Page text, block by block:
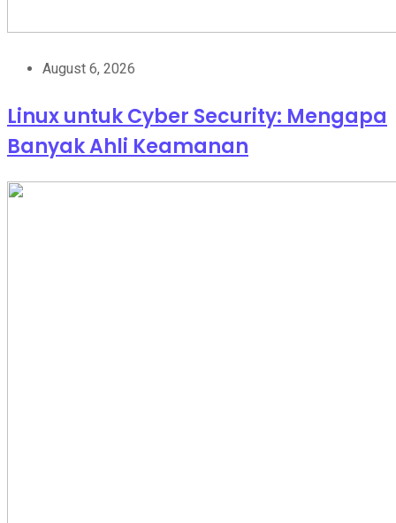
August 6, 2026
Linux untuk Cyber Security: Mengapa
Banyak Ahli Keamanan